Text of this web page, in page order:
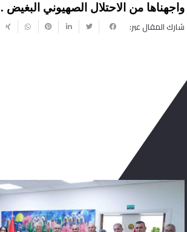
واجهناها من الاحتلال الصهيوني البغيض .
شارك المقال عبر: